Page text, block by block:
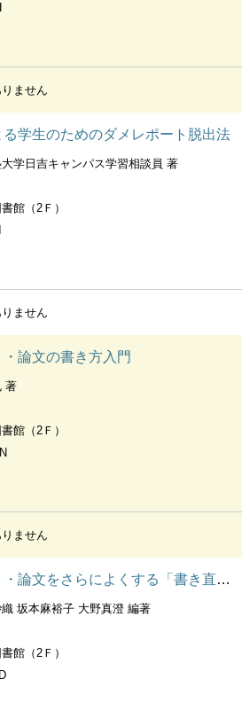
ません
る学生のためのダメレポート脱出法
学日吉キャンパス学習相談員 著
館（2Ｆ）
ません
・論文の書き方入門
著
館（2Ｆ）
ません
らによくする「書き直し」ガイド 大学生・大学院生のための自己点検法29
坂本麻裕子 大野真澄 編著
館（2Ｆ）